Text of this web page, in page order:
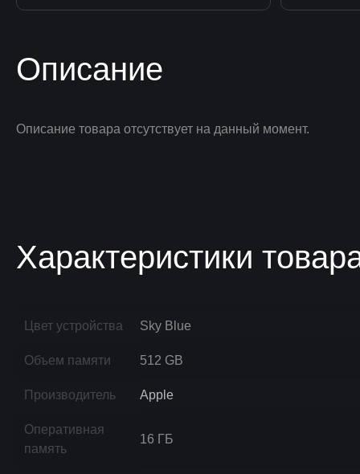
Описание
Описание товара отсутствует на данный момент.
Характеристики
Цвет устройства Sky Blue
Объем памяти 512 GB
Производитель Apple
Оперативная
память
16 ГБ